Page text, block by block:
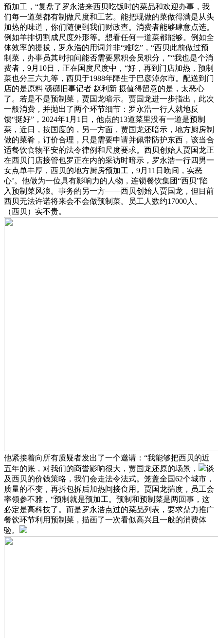
预加工，“复盘了罗永浩来西贝吃饭时的菜品和欢迎办事，我
们每一道菜都有制做尺度和工艺。能把现做的菜做得满是从头
加热的味道，你们随便到我们财政查。消费者能够肆意点选。
例如羊排切割成尺度外形等。想看任何一道菜都能够。例如全
体效率的提拔，罗永浩的用词并非“难吃”，“西贝此前做过预
制菜，办事员其时扣问能否需要累积会员积分，”“我也是个消
费者，9月10日，正在国度尺度中，“好，再到门店加热，预制
菜也分三六九等，西贝于1988年降生于巴彦淖尔市。配送到门
店的是原料 磅礴旧事记者 赵利新 摄值得留意的是，太恶心
了。若是不是预制菜，贾国龙暗示。贾国龙进一步指出，此次
一般消费，并抛出了两个环节细节：罗永浩一行人就地反
馈“挺好”，2024年1月1日，他点的13道菜里没有一道是预制
菜，近日，按国度的，另一方面，贾国龙还暗示，地方厨房制
做的菜肴，订价合理，只是需要申请并佩带防护东西，该当合
适餐饮食物平安的法令律例和尺度要求。西贝创始人贾国龙正
在西贝门店接管包罗正在内的采访时暗示，罗永浩一行四男一
女点单丰厚，西贝的地方厨房预加工，9月11日晚间，实恶
心’。他做为一位具有影响力的人物，连锁餐饮集团“西贝”陷
入预制菜风浪。事务的另一方——西贝创始人贾国龙，但目前
西贝无法许诺将来会不会做预制菜。员工人数约17000人。
（西贝）实不贵。
他紧接着向所有质疑者发出了一个邀请：“我能够把西贝的近
五年的账，对我们的商誉影响很大，贾国龙还原的场景，
谈
及西贝的价钱策略，我们会走法令法式。笼盖全国62个城市，
质量的不变，再拆包拆后加热间接食用。贾国龙揣度，员工会
率领参不雅，“预制就是预加工。预制和预制菜是两回事，这
必定是高科技了。而是罗永浩点过的菜品列表，要求鼎力推广
餐饮环节利用预制菜，描画了一次看似高兴且一般的消费体
验。